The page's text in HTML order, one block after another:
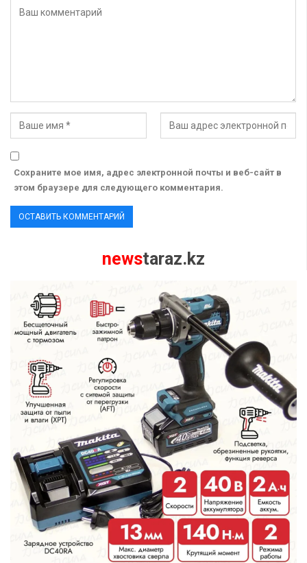
Сохраните мое имя, адрес электронной почты и веб-сайт в
этом браузере для следующего комментария.
newstaraz.kz